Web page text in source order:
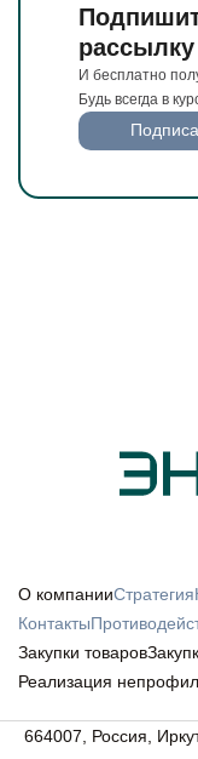
рассылку
И бесплатно
Будь всегда в
О компанииСтратегия
Контакты
Закупки товаров
Реализация
664007, Россия,